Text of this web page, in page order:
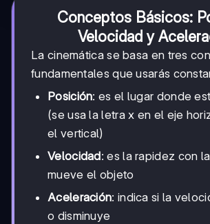
Conceptos Básicos:
Velocidad y
La cinemática se basa en tres
fundamentales que usarás
Posición: es el lugar donde
(se usa la letra x en el eje
el vertical)
Velocidad: es la rapidez con
mueve el objeto
Aceleración: indica si la
o disminuye